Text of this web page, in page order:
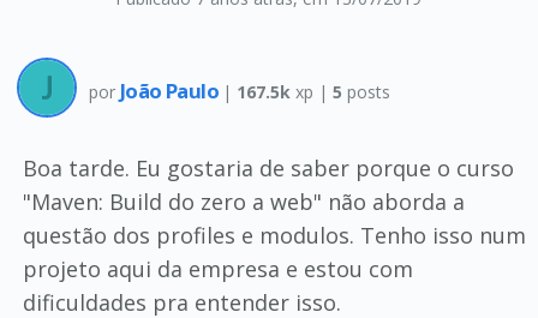
por João Paulo | 167.5k xp |5 posts
Boa tarde. Eu gostaria de saber porque o curso
"Maven: Build do zero a web" não aborda a
questão dos profiles e modulos. Tenho isso num
projeto aqui da empresa e estou com
dificuldades pra entender isso.